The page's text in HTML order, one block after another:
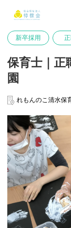
新卒採用
保育士｜正
園
れもんのこ清水保